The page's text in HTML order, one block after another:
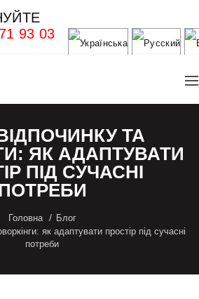
93 03
ТА
ЯК АДАПТУВАТИ
ПІД СУЧАСНІ
Головна
Блог
як адаптувати простір під сучасні
потреби